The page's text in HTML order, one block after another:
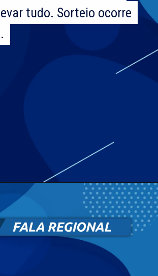
tudo. Sorteio ocorre
tudo. Sorteio ocorre